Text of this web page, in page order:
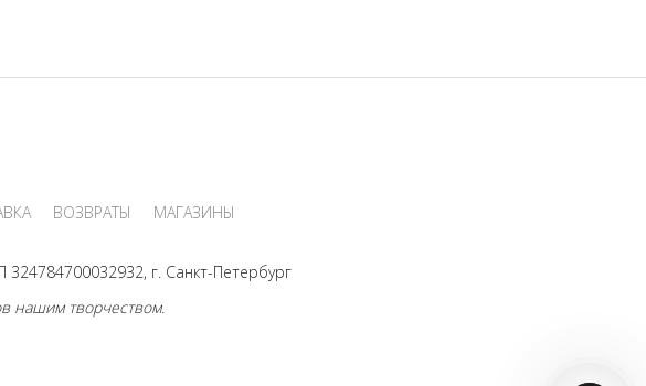
ВОЗВРАТЫ МАГАЗИНЫ
г. Санкт-Петербург
нашим творчеством.